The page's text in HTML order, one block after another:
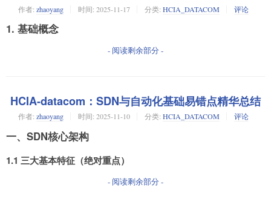
作者: zhaoyang 时间: 2025-11-17 分类: HCIA_DATACOM 评论
1. 基础概念
- 阅读剩余部分 -
HCIA-datacom：SDN与自动化基础易错点精华总结
作者: zhaoyang 时间: 2025-11-10 分类: HCIA_DATACOM 评论
一、SDN核心架构
1.1 三大基本特征（绝对重点）
- 阅读剩余部分 -